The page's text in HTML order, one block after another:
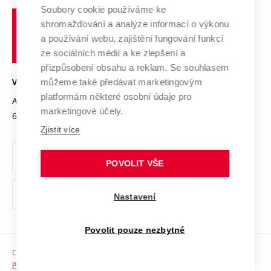
Výzkumné infrastruktury
Transfer znalostí
Open Science
Projekty
Projekty ze strukturálních fondů
Specifický výzkum
Spolupráce se školami
Služby univerzity
Mezinárodní dohody
Univerzitní sítě
Profil univerzity
Udržitelná univerzita
Podnikavá univerzita / ContriBUTe
Bezpečná univerzita
Vyznamenání
Organizační struktura
Ochrana osobních údajů
odkaz)
Sociální bezpečí
učení
technické
VYSOKÉ UČENÍ TECHNICKÉ V BRNĚ
Antonínská 548/1
602 00 Brno
www.vut.cz
vut@vutbr.cz
Copyright © 2026 VUT
Prohlášení o přístupnosti
Soubory cookie používáme ke
shromažďování a analýze informací o výkonu
a používání webu, zajištění fungování funkcí
ze sociálních médií a ke zlepšení a
přizpůsobení obsahu a reklam. Se souhlasem
můžeme také předávat marketingovým
platformám některé osobní údaje pro
marketingové účely.
Zjistit více
POVOLIT VŠE
Nastavení
Povolit pouze nezbytné